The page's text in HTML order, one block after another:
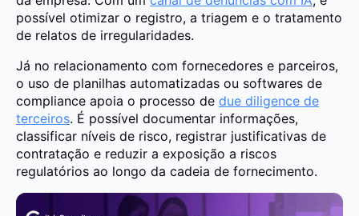
possível otimizar o registro, a triagem e o tratamento
de relatos de irregularidades.
Já no relacionamento com fornecedores e parceiros,
o uso de planilhas automatizadas ou softwares de
compliance apoia o processo de due diligence de
terceiros. É possível documentar informações,
classificar níveis de risco, registrar justificativas de
contratação e reduzir a exposição a riscos
regulatórios ao longo da cadeia de fornecimento.